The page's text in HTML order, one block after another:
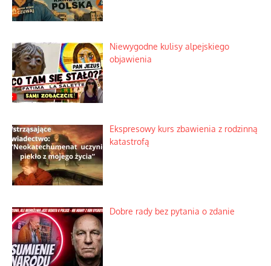
Niewygodne kulisy alpejskiego
objawienia
Ekspresowy kurs zbawienia z rodzinną
katastrofą
Dobre rady bez pytania o zdanie